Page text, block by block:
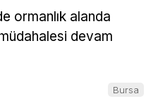
ormanlık alanda
devam
Bursa